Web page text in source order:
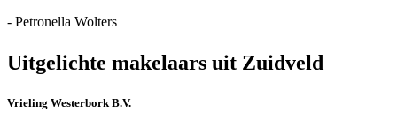
- Petronella Wolters
Uitgelichte makelaars uit Zuidveld
Vrieling Westerbork B.V.